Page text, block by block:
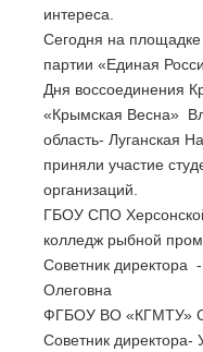
интереса.
Сегодня на
партии «Единая
Дня воссоединения
«Крымская Весна»
область- Луганская
приняли участие
организаций.
ГБОУ СПО
колледж рыбной
Советник директора
Олеговна
ФГБОУ ВО «КГМТУ»
Советник директора-